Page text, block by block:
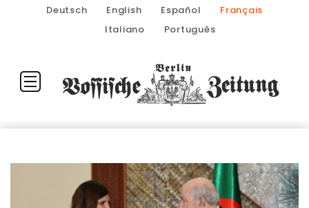
Deutsch English Español
Français
Italiano
Português